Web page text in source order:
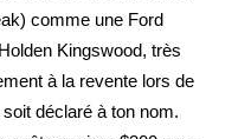
comme une Ford
Kingswood, très
à la revente lors de
déclaré à ton nom.